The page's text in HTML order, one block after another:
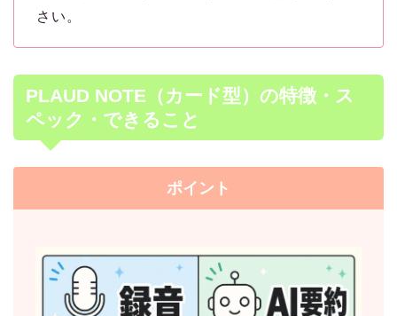
さい。
PLAUD NOTE（カード型）の特徴・ス
ペック・できること
ポイント